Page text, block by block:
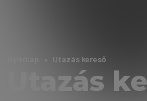
Utazás kereső
Utazás